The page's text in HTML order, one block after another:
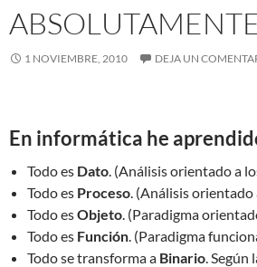
1 NOVIEMBRE, 2010 DEJA UN
En informática he
Todo es Dato. (Análisis orientado a
Todo es Proceso. (Análisis orientado
Todo esObjeto. (Paradigma
Todo es Función. (Paradigma
Todo se transforma a Binario. Según